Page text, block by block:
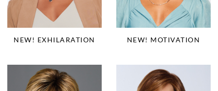
NEW! EXHILARATION NEW! MOTIVATION